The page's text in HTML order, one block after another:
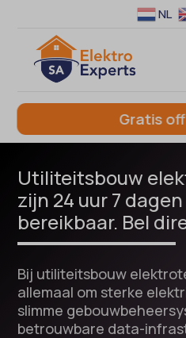
NL
Gratis
Utiliteitsbouw
zijn 24 uur 7
bereikbaar. Bel
Bij utiliteitsbouw
allemaal om sterke
slimme
betrouwbare data-